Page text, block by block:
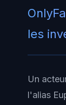
les
Un
l'alias